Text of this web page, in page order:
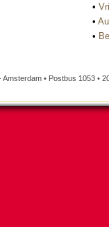
•
•
•
Amsterdam • Postbus 1053 •